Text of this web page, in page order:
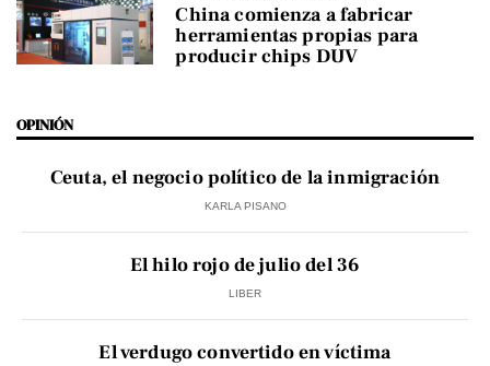
China comienza a fabricar
herramientas propias para
producir chips DUV
OPINIÓN
Ceuta, el negocio político de la inmigración
KARLA PISANO
El hilo rojo de julio del 36
LIBER
El verdugo convertido en víctima